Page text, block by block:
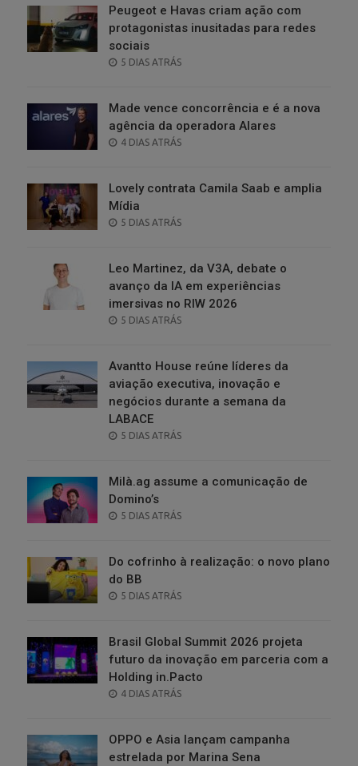
Peugeot e Havas criam ação com
protagonistas inusitadas para redes
sociais
POSTED
5 DIAS ATRÁS
Made vence concorrência e é a nova
agência da operadora Alares
POSTED
4 DIAS ATRÁS
Lovely contrata Camila Saab e amplia
Mídia
POSTED
5 DIAS ATRÁS
Leo Martinez, da V3A, debate o
avanço da IA em experiências
imersivas no RIW 2026
POSTED
5 DIAS ATRÁS
Avantto House reúne líderes da
aviação executiva, inovação e
negócios durante a semana da
LABACE
POSTED
5 DIAS ATRÁS
Milà.ag assume a comunicação de
Domino’s
POSTED
5 DIAS ATRÁS
Do cofrinho à realização: o novo plano
do BB
POSTED
5 DIAS ATRÁS
Brasil Global Summit 2026 projeta
futuro da inovação em parceria com a
Holding in.Pacto
POSTED
4 DIAS ATRÁS
OPPO e Asia lançam campanha
estrelada por Marina Sena